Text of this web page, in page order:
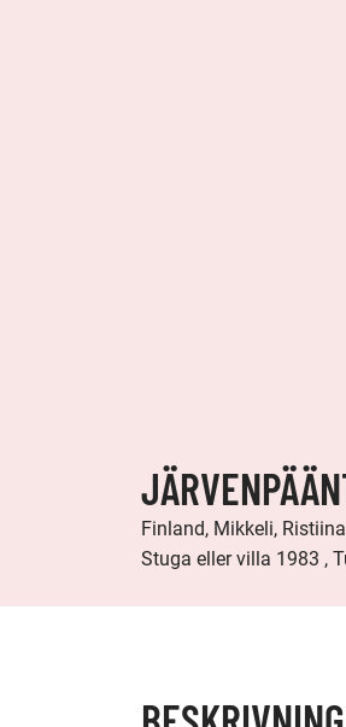
Finland, Mikkeli, Ristiina
Stuga eller villa 1983 ,